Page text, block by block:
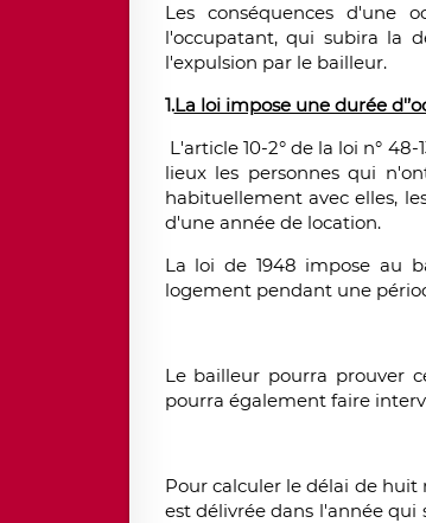
Les conséquences d'une
l'occupatant, qui subira la
l'expulsion par le bailleur.
1.La loi impose une durée
L'article 10-2° de la loi n°
lieux les personnes qui
habituellement avec elles,
d'une année de location.
La loi de 1948 impose au
logement pendant une
Le bailleur pourra prouver
pourra également faire
Pour calculer le délai de huit
est délivrée dans l'année